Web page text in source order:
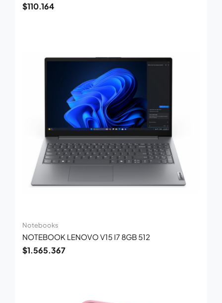
$110.164
Notebooks
NOTEBOOK LENOVO V15 I7 8GB 512
$1.565.367